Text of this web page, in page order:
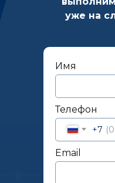
уже на
Имя
Телефон
+7
Email